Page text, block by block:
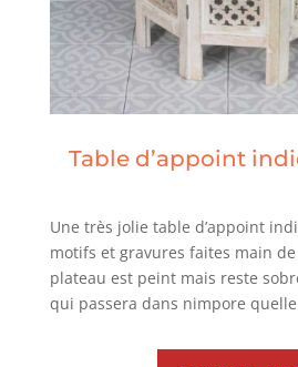
Table d’appoint
Une très jolie table d’appoint
motifs et gravures faites main
plateau est peint mais reste
qui passera dans nimpore